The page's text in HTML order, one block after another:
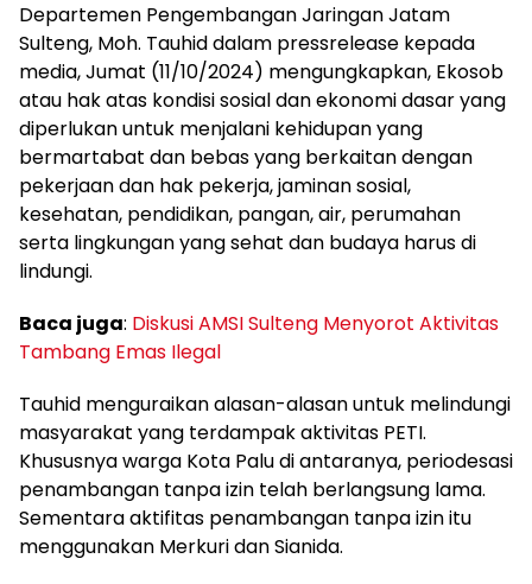
Departemen Pengembangan Jaringan Jatam
Sulteng, Moh. Tauhid dalam pressrelease kepada
media, Jumat (11/10/2024) mengungkapkan, Ekosob
atau hak atas kondisi sosial dan ekonomi dasar yang
diperlukan untuk menjalani kehidupan yang
bermartabat dan bebas yang berkaitan dengan
pekerjaan dan hak pekerja, jaminan sosial,
kesehatan, pendidikan, pangan, air, perumahan
serta lingkungan yang sehat dan budaya harus di
lindungi.
Baca juga: Diskusi AMSI Sulteng Menyorot Aktivitas
Tambang Emas Ilegal
Tauhid menguraikan alasan-alasan untuk melindungi
masyarakat yang terdampak aktivitas PETI.
Khususnya warga Kota Palu di antaranya, periodesasi
penambangan tanpa izin telah berlangsung lama.
Sementara aktifitas penambangan tanpa izin itu
menggunakan Merkuri dan Sianida.